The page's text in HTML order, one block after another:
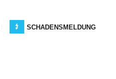
SCHADENSMELDUNG